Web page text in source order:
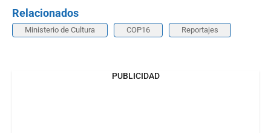
Relacionados
Ministerio de Cultura COP16 Reportajes
PUBLICIDAD